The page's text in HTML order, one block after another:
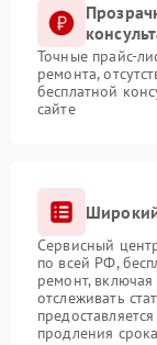
Точные прайс-
ремонта,
бесплатной
сайте
Сервисный
по всей РФ,
ремонт,
отслеживать
продления